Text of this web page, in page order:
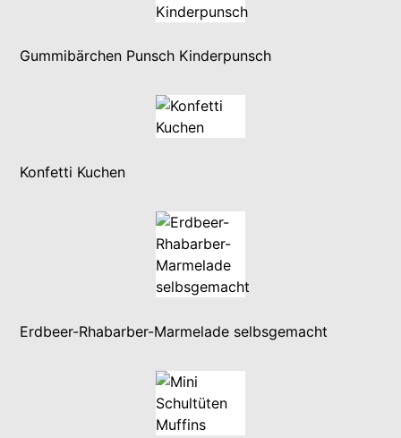
Gummibärchen Punsch Kinderpunsch
Konfetti Kuchen
Erdbeer-Rhabarber-Marmelade selbsgemacht